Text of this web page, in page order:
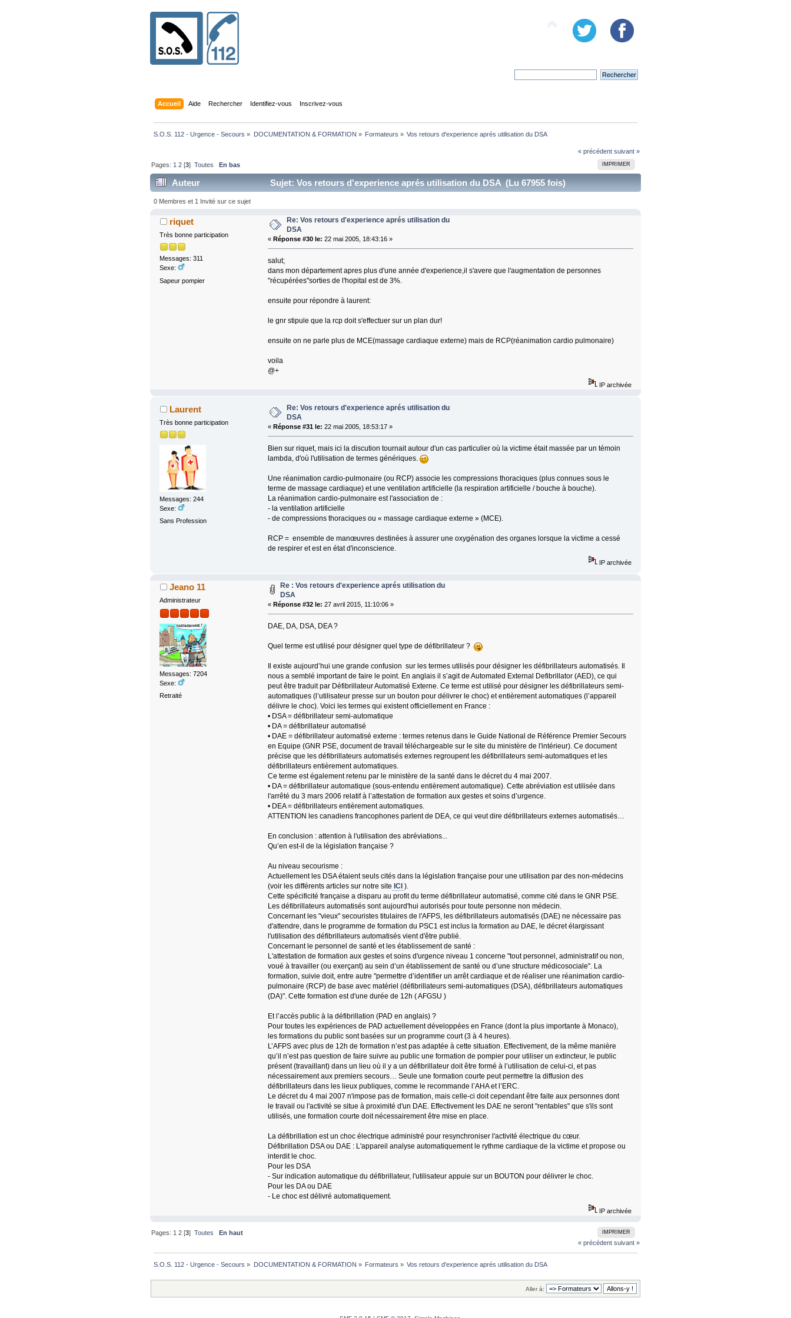
Accueil Aide Rechercher Identifiez-vous Inscrivez-vous
S.O.S. 112 - Urgence - Secours » DOCUMENTATION & FORMATION » Formateurs » Vos retours d'experience aprés utilisation du DSA
« précédent suivant »
IMPRIMER
Pages: 1 2 [3]Toutes En bas
Auteur Sujet: Vos retours d'experience aprés utilisation du DSA (Lu 67955 fois)
0 Membres et 1 Invité sur ce sujet
riquet
Très bonne participation
Messages: 311
Sexe:
Sapeur pompier
Re: Vos retours d'experience aprés utilisation du
DSA
« Réponse #30 le: 22 mai 2005, 18:43:16 »
salut;
dans mon département apres plus d'une année d'experience,il s'avere que l'augmentation de personnes
"récupérées"sorties de l'hopital est de 3%.
ensuite pour répondre à laurent:
le gnr stipule que la rcp doit s'effectuer sur un plan dur!
ensuite on ne parle plus de MCE(massage cardiaque externe) mais de RCP(réanimation cardio pulmonaire)
voila
@+
IP archivée
Laurent
Très bonne participation
Messages: 244
Sexe:
Sans Profession
Re: Vos retours d'experience aprés utilisation du
DSA
« Réponse #31 le: 22 mai 2005, 18:53:17 »
Bien sur riquet, mais ici la discution tournait autour d'un cas particulier où la victime était massée par un témoin
lambda, d'où l'utilisation de termes génériques.
Une réanimation cardio-pulmonaire (ou RCP) associe les compressions thoraciques (plus connues sous le
terme de massage cardiaque) et une ventilation artificielle (la respiration artificielle / bouche à bouche).
La réanimation cardio-pulmonaire est l'association de :
- la ventilation artificielle
- de compressions thoraciques ou « massage cardiaque externe » (MCE).
RCP = ensemble de manœuvres destinées à assurer une oxygénation des organes lorsque la victime a cessé
de respirer et est en état d'inconscience.
IP archivée
Jeano 11
Administrateur
Messages: 7204
Sexe:
Retraité
Re : Vos retours d'experience aprés utilisation du
DSA
« Réponse #32 le: 27 avril 2015, 11:10:06 »
DAE, DA, DSA, DEA ?
Quel terme est utilisé pour désigner quel type de défibrillateur ?
Il existe aujourd’hui une grande confusion sur les termes utilisés pour désigner les défibrillateurs automatisés. Il
nous a semblé important de faire le point. En anglais il s’agit de Automated External Defibrillator (AED), ce qui
peut être traduit par Défibrillateur Automatisé Externe. Ce terme est utilisé pour désigner les défibrillateurs semi-
automatiques (l’utilisateur presse sur un bouton pour délivrer le choc) et entièrement automatiques (l’appareil
délivre le choc). Voici les termes qui existent officiellement en France :
• DSA = défibrillateur semi-automatique
• DA = défibrillateur automatisé
• DAE = défibrillateur automatisé externe : termes retenus dans le Guide National de Référence Premier Secours
en Equipe (GNR PSE, document de travail téléchargeable sur le site du ministère de l'intérieur). Ce document
précise que les défibrillateurs automatisés externes regroupent les défibrillateurs semi-automatiques et les
défibrillateurs entièrement automatiques.
Ce terme est également retenu par le ministère de la santé dans le décret du 4 mai 2007.
• DA = défibrillateur automatique (sous-entendu entièrement automatique). Cette abréviation est utilisée dans
l'arrêté du 3 mars 2006 relatif à l’attestation de formation aux gestes et soins d’urgence.
• DEA = défibrillateurs entièrement automatiques.
ATTENTION les canadiens francophones parlent de DEA, ce qui veut dire défibrillateurs externes automatisés…
En conclusion : attention à l'utilisation des abréviations...
Qu’en est-il de la législation française ?
Au niveau secourisme :
Actuellement les DSA étaient seuls cités dans la législation française pour une utilisation par des non-médecins
(voir les différents articles sur notre site ICI ).
Cette spécificité française a disparu au profit du terme défibrillateur automatisé, comme cité dans le GNR PSE.
Les défibrillateurs automatisés sont aujourd'hui autorisés pour toute personne non médecin.
Concernant les "vieux" secouristes titulaires de l'AFPS, les défibrillateurs automatisés (DAE) ne nécessaire pas
d'attendre, dans le programme de formation du PSC1 est inclus la formation au DAE, le décret élargissant
l'utilisation des défibrillateurs automatisés vient d'être publié.
Concernant le personnel de santé et les établissement de santé :
L'attestation de formation aux gestes et soins d'urgence niveau 1 concerne "tout personnel, administratif ou non,
voué à travailler (ou exerçant) au sein d’un établissement de santé ou d’une structure médicosociale". La
formation, suivie doit, entre autre "permettre d’identifier un arrêt cardiaque et de réaliser une réanimation cardio-
pulmonaire (RCP) de base avec matériel (défibrillateurs semi-automatiques (DSA), défibrillateurs automatiques
(DA)". Cette formation est d'une durée de 12h ( AFGSU )
Et l’accès public à la défibrillation (PAD en anglais) ?
Pour toutes les expériences de PAD actuellement développées en France (dont la plus importante à Monaco),
les formations du public sont basées sur un programme court (3 à 4 heures).
L’AFPS avec plus de 12h de formation n’est pas adaptée à cette situation. Effectivement, de la même manière
qu’il n’est pas question de faire suivre au public une formation de pompier pour utiliser un extincteur, le public
présent (travaillant) dans un lieu où il y a un défibrillateur doit être formé à l’utilisation de celui-ci, et pas
nécessairement aux premiers secours… Seule une formation courte peut permettre la diffusion des
défibrillateurs dans les lieux publiques, comme le recommande l’AHA et l’ERC.
Le décret du 4 mai 2007 n'impose pas de formation, mais celle-ci doit cependant être faite aux personnes dont
le travail ou l'activité se situe à proximité d'un DAE. Effectivement les DAE ne seront "rentables" que s'ils sont
utilisés, une formation courte doit nécessairement être mise en place.
La défibrillation est un choc électrique administré pour resynchroniser l'activité électrique du cœur.
Défibrillation DSA ou DAE : L'appareil analyse automatiquement le rythme cardiaque de la victime et propose ou
interdit le choc.
Pour les DSA
- Sur indication automatique du défibrillateur, l'utilisateur appuie sur un BOUTON pour délivrer le choc.
Pour les DA ou DAE
- Le choc est délivré automatiquement.
IP archivée
IMPRIMER
Pages: 1 2 [3]Toutes
En haut
« précédent suivant »
S.O.S. 112 - Urgence - Secours » DOCUMENTATION & FORMATION » Formateurs » Vos retours d'experience aprés utilisation du DSA
Aller à: